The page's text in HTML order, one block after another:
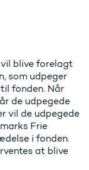
blive forelagt
som udpeger
fonden. Når
de udpegede
vil de udpegede
Frie
i fonden.
at blive